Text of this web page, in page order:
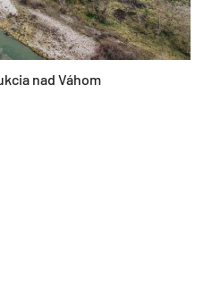
nad Váhom